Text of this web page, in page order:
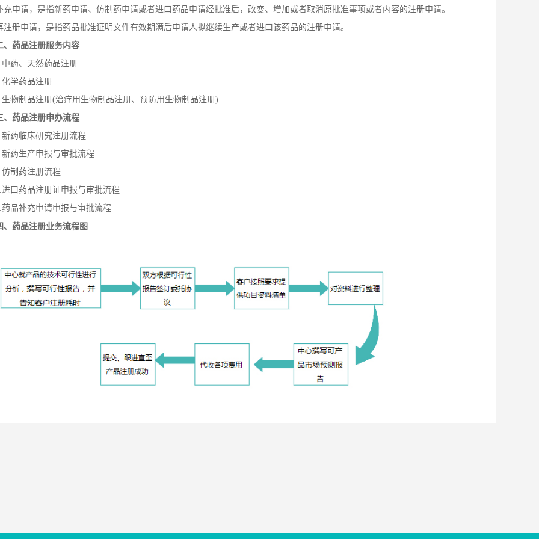
请，是指新药申请、仿制药申请或者进口药品申请经批准后，改变、增加或者取消原批准事项或者内容的注册申请。
申请，是指药品批准证明文件有效期满后申请人拟继续生产或者进口该药品的注册申请。
、药品注册服务内容
、天然药品注册
药品注册
制品注册(治疗用生物制品注册、预防用生物制品注册)
、药品注册申办流程
临床研究注册流程
生产申报与审批流程
药注册流程
药品注册证申报与审批流程
补充申请申报与审批流程
药品注册业务流程图